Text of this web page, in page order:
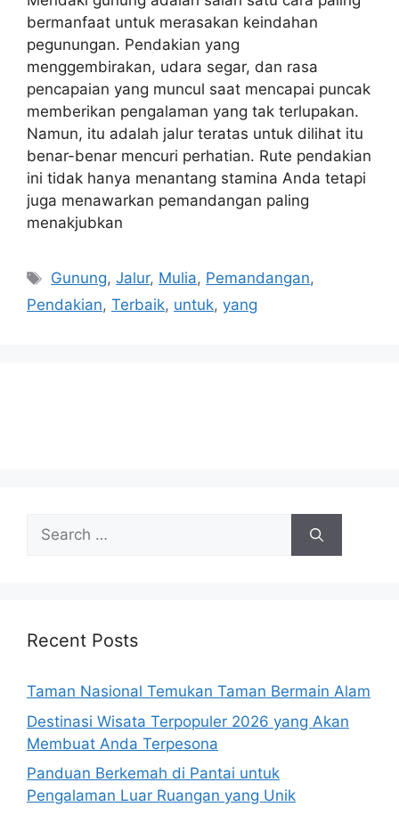
bermanfaat untuk merasakan keindahan
pegunungan. Pendakian yang
menggembirakan, udara segar, dan rasa
pencapaian yang muncul saat mencapai puncak
memberikan pengalaman yang tak terlupakan.
Namun, itu adalah jalur teratas untuk dilihat itu
benar-benar mencuri perhatian. Rute pendakian
ini tidak hanya menantang stamina Anda tetapi
juga menawarkan pemandangan paling
menakjubkan
Tags
Gunung,Jalur, Mulia, Pemandangan,
Pendakian, Terbaik, untuk, yang
Search
for:
Recent Posts
Taman Nasional Temukan Taman Bermain Alam
Destinasi Wisata Terpopuler 2026 yang Akan
Membuat Anda Terpesona
Panduan Berkemah di Pantai untuk
Pengalaman Luar Ruangan yang Unik